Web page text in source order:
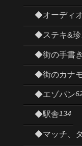
◆オーディ
◆ステキ&珍
◆街の手書
◆街のカナ
◆エゾパン
◆駅舎134
◆マッチ、